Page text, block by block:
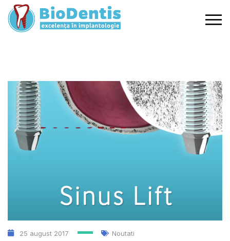
25 august 2017 Noutati